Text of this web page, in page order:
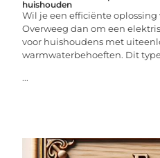
huishouden
Wil je een efficiënte
Overweeg dan om een
voor huishoudens met
warmwaterbehoeften. Dit
...